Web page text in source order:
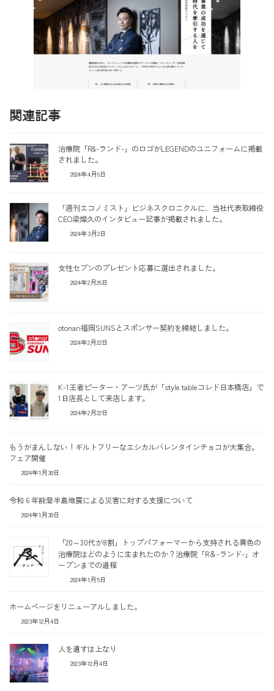
関連記事
治療院「R&-ランド-」のロゴがLEGENDのユニフォームに掲載
されました。
2024年4月6日
「週刊エコノミスト」ビジネスクロニクルに、当社代表取締役
CEO梁燦久のインタビュー記事が掲載されました。
2024年3月2日
女性セブンのプレゼント応募に選出されました。
2024年2月26日
otonari福岡SUNSとスポンサー契約を締結しました。
2024年2月22日
K-1王者ピーター・アーツ氏が「style tableコレド日本橋店」で
1日店長として来店します。
2024年2月22日
もうがまんしない！ギルトフリーなエシカルバレンタインチョコが大集合。
フェア開催
2024年1月30日
令和 6 年能登半島地震による災害に対する支援について
2024年1月30日
「20～30代が8割」トップパフォーマーから支持される異色の
治療院はどのように生まれたのか？治療院「R＆-ランド-」オ
ープンまでの道程
2024年1月5日
ホームページをリニューアルしました。
2023年12月4日
人を遺すは上なり
2023年12月4日